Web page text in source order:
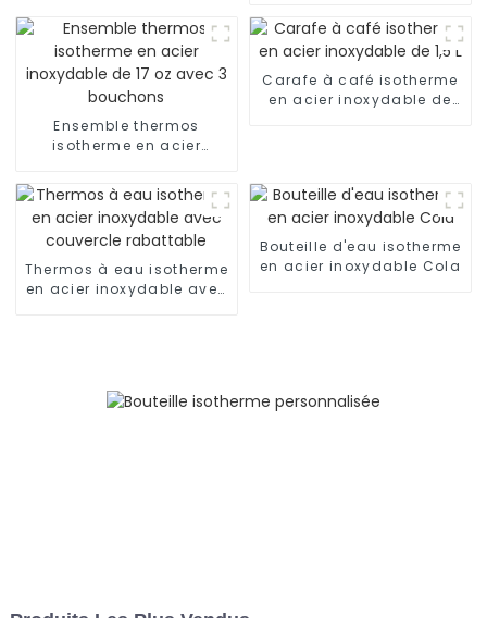
l'extérieur
Ensemble thermos
isotherme en acier
3 bouchons
Carafe à café isotherme
en acier inoxydable de
Thermos à eau isotherme
en acier inoxydable avec
Bouteille d'eau isotherme
en acier inoxydable Cola